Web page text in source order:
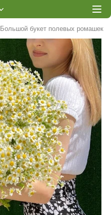
Большой букет полевых ромашек